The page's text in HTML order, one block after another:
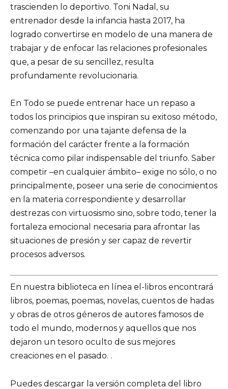
trascienden lo deportivo. Toni Nadal, su
entrenador desde la infancia hasta 2017, ha
logrado convertirse en modelo de una manera de
trabajar y de enfocar las relaciones profesionales
que, a pesar de su sencillez, resulta
profundamente revolucionaria.
En Todo se puede entrenar hace un repaso a
todos los principios que inspiran su exitoso método,
comenzando por una tajante defensa de la
formación del carácter frente a la formación
técnica como pilar indispensable del triunfo. Saber
competir –en cualquier ámbito– exige no sólo, o no
principalmente, poseer una serie de conocimientos
en la materia correspondiente y desarrollar
destrezas con virtuosismo sino, sobre todo, tener la
fortaleza emocional necesaria para afrontar las
situaciones de presión y ser capaz de revertir
procesos adversos.
En nuestra biblioteca en línea el-libros encontrará
libros, poemas, poemas, novelas, cuentos de hadas
y obras de otros géneros de autores famosos de
todo el mundo, modernos y aquellos que nos
dejaron un tesoro oculto de sus mejores
creaciones en el pasado. .
Puedes descargar la versión completa del libro